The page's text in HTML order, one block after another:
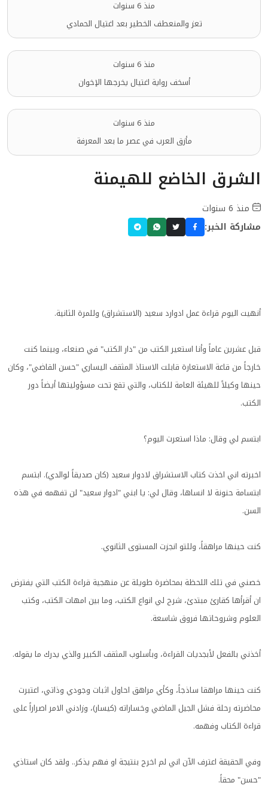
منذ 6 سنوات
تعز والمنعطف الخطير بعد اغتيال الحمادي
منذ 6 سنوات
أسخف رواية اغتيال يخرجها الإخوان
منذ 6 سنوات
مأزق العرب في عصر ما بعد المعرفة
الشرق الخاضع للهيمنة
منذ 6 سنوات
مشاركة الخبر:
أنهيت اليوم قراءة عمل ادوارد سعيد (الاستشراق) وللمرة الثانية.
قبل عشرين عاماً وأنا استعير الكتب من "دار الكتب" في صنعاء، وبينما كنت
خارجاً من قاعة الاستعارة قابلت الاستاذ المثقف اليساري "حسن القاضي"، وكان
حينها وكيلاً للهيئة العامة للكتاب، والتي تقع تحت مسؤوليتها أيضاً دور
الكتب.
ابتسم لي وقال: ماذا استعرت اليوم؟
اخبرته اني اخذت كتاب الاستشراق لادوار سعيد (كان صديقاً لوالدي). ابتسم
ابتسامة حنونة لا انساها، وقال لي: يا ابني "ادوار سعيد" لن تفهمه في هذه
السن.
كنت حينها مراهقاً، وللتو انجزت المستوى الثانوي.
خصني في تلك اللحظة بمحاضرة طويلة عن منهجية قراءة الكتب التي يفترض
ان أقرأها كقارئ مبتدئ، شرح لي انواع الكتب، وما بين امهات الكتب، وكتب
العلوم وشروحاتها فروق شاسعة.
أخذني بالفعل لأبجديات القراءة، وبأسلوب المثقف الكبير والذي يدرك ما يقوله.
كنت حينها مراهقا ساذجاً، وكأي مراهق احاول اثبات وجودي وذاتي، اعتبرت
محاضرته رحلة فشل الجيل الماضي وخساراته (كيسار)، وزادني الامر اصراراً على
قراءة الكتاب وفهمه.
وفي الحقيقة اعترف الآن اني لم اخرج بنتيجة او فهم يذكر.. ولقد كان استاذي
"حسن" محقاً.